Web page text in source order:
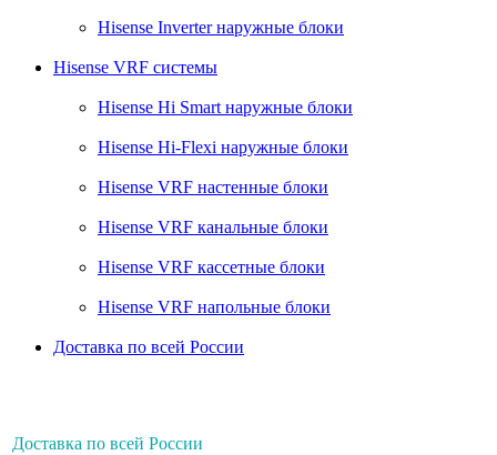
Hisense Inverter наружные блоки
Hisense VRF системы
Hisense Hi Smart наружные блоки
Hisense Hi-Flexi наружные блоки
Hisense VRF настенные блоки
Hisense VRF канальные блоки
Hisense VRF кассетные блоки
Hisense VRF напольные блоки
Доставка по всей России
Доставка по всей России